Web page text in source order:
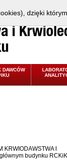
DAWCÓW
KRWIODAWSTWA I
budynku
dzięki